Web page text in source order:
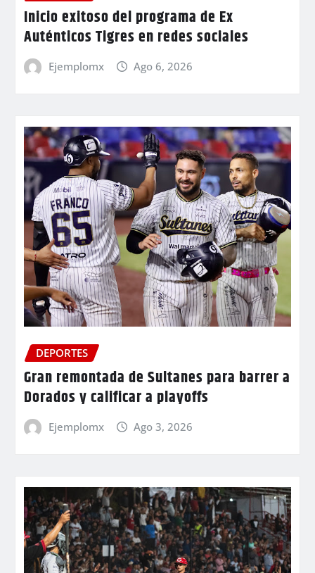
Inicio exitoso del programa de Ex
Auténticos Tigres en redes sociales
Ejemplomx Ago 6, 2026
DEPORTES
Gran remontada de Sultanes para barrer a
Dorados y calificar a playoffs
Ejemplomx Ago 3, 2026